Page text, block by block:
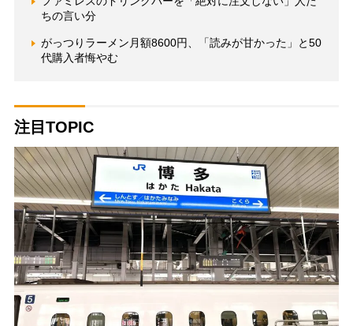
ちの言い分
がっつりラーメン月額8600円、「読みが甘かった」と50
代購入者悔やむ
注目TOPIC